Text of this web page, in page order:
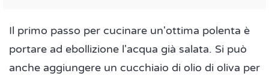
Il primo passo per cucinare un'ottima polenta è
portare ad ebollizione l'acqua già salata. Si può
anche aggiungere un cucchiaio di olio di oliva per